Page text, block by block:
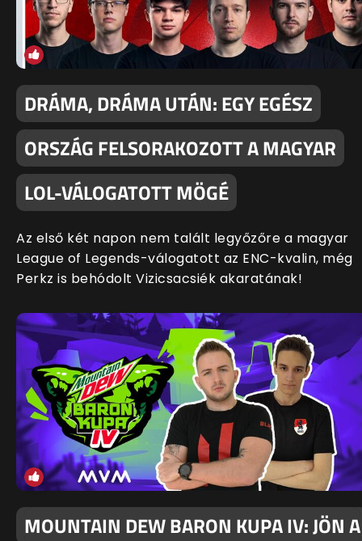
DRÁMA, DRÁMA UTÁN: EGY EGÉSZ
ORSZÁG FELSORAKOZOTT A MAGYAR
LOL-VÁLOGATOTT MÖGÉ
Az első két napon nem talált legyőzőre a magyar
League of Legends-válogatott az ENC-kvalin, még
Perkz is behódolt Vizicsacsiék akaratának!
MOUNTAIN DEW BARON KUPA IV: JÖN A